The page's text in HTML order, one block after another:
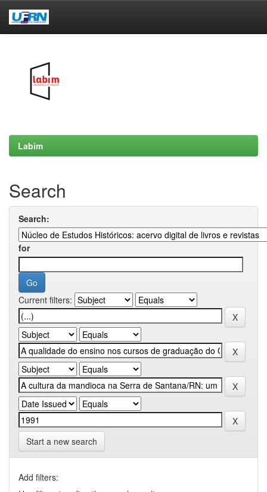
Labim
Search
Search:
for
Current filters:
Start a new search
Add filters: